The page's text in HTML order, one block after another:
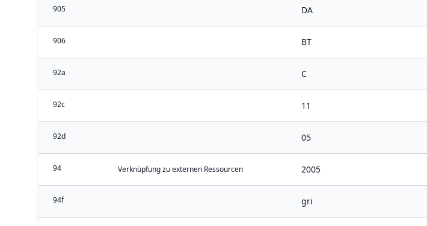
905 DA
906 BT
92a C
92c 11
92d 05
94 Verknüpfung zu externen Ressourcen 2005
94f gri